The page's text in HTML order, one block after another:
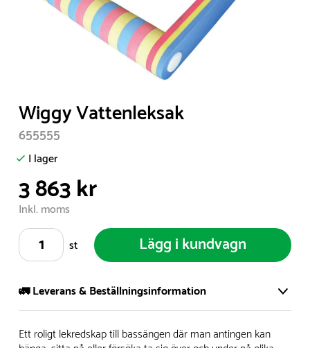
1
of
1
Wiggy Vattenleksak
655555
I lager
3 863 kr
Inkl. moms
st
Lägg i kundvagn
🚛 Leverans & Beställningsinformation
Vi har ett stort och modernt lager på över 8.000 kvm och
Ett roligt lekredskap till bassängen där man antingen kan